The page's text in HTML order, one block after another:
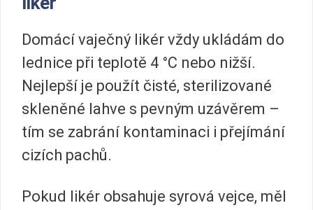
Domácí vaječný likér vždy ukládám do
lednice při teplotě 4 °C nebo nižší.
Nejlepší je použít čisté, sterilizované
skleněné lahve s pevným uzávěrem –
tím se zabrání kontaminaci i přejímání
cizích pachů.
Pokud likér obsahuje syrová vejce, měl